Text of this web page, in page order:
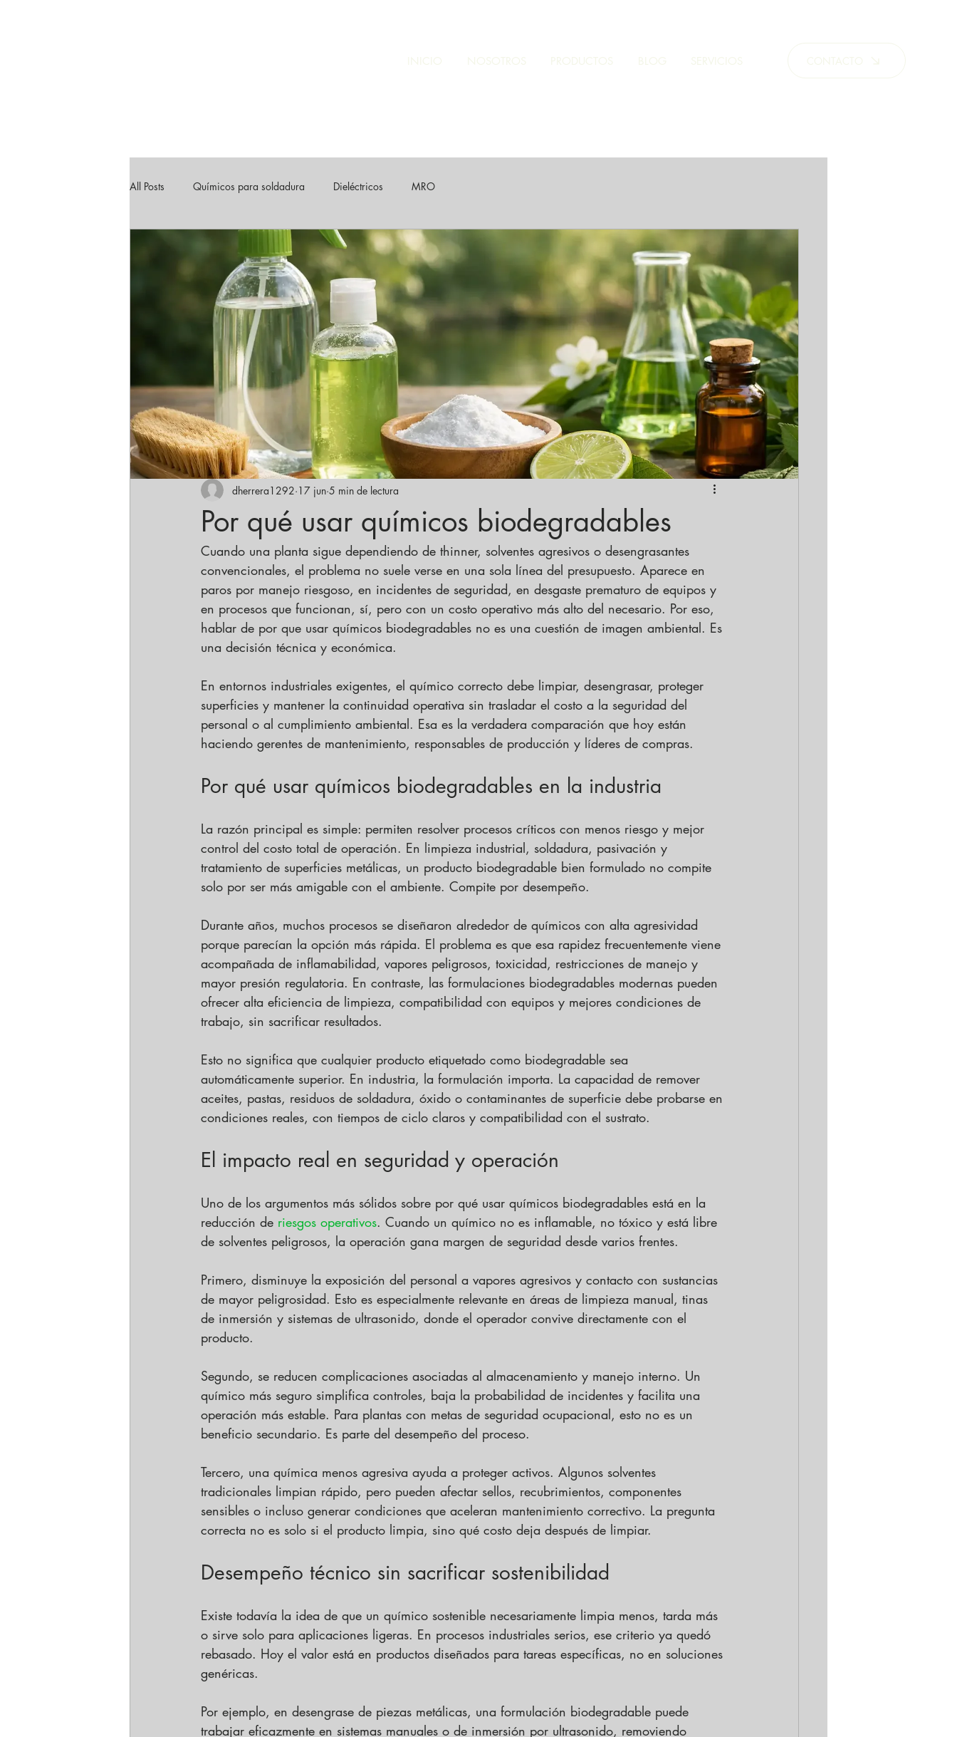
INICIO NOSOTROS PRODUCTOS BLOG SERVICIOS CONTACTO
All Posts Químicos para soldadura Dieléctricos MRO
Por qué usar químicos biodegradables
dherrera1292 17 jun 5 min de lectura
Cuando una planta sigue dependiendo de thinner, solventes agresivos o desengrasantes
convencionales, el problema no suele verse en una sola línea del presupuesto. Aparece en
paros por manejo riesgoso, en incidentes de seguridad, en desgaste prematuro de equipos y
en procesos que funcionan, sí, pero con un costo operativo más alto del necesario. Por eso,
hablar de por que usar químicos biodegradables no es una cuestión de imagen ambiental. Es
una decisión técnica y económica.
En entornos industriales exigentes, el químico correcto debe limpiar, desengrasar, proteger
superficies y mantener la continuidad operativa sin trasladar el costo a la seguridad del
personal o al cumplimiento ambiental. Esa es la verdadera comparación que hoy están
haciendo gerentes de mantenimiento, responsables de producción y líderes de compras.
Por qué usar químicos biodegradables en la industria
La razón principal es simple: permiten resolver procesos críticos con menos riesgo y mejor
control del costo total de operación. En limpieza industrial, soldadura, pasivación y
tratamiento de superficies metálicas, un producto biodegradable bien formulado no compite
solo por ser más amigable con el ambiente. Compite por desempeño.
Durante años, muchos procesos se diseñaron alrededor de químicos con alta agresividad
porque parecían la opción más rápida. El problema es que esa rapidez frecuentemente viene
acompañada de inflamabilidad, vapores peligrosos, toxicidad, restricciones de manejo y
mayor presión regulatoria. En contraste, las formulaciones biodegradables modernas pueden
ofrecer alta eficiencia de limpieza, compatibilidad con equipos y mejores condiciones de
trabajo, sin sacrificar resultados.
Esto no significa que cualquier producto etiquetado como biodegradable sea
automáticamente superior. En industria, la formulación importa. La capacidad de remover
aceites, pastas, residuos de soldadura, óxido o contaminantes de superficie debe probarse en
condiciones reales, con tiempos de ciclo claros y compatibilidad con el sustrato.
El impacto real en seguridad y operación
Uno de los argumentos más sólidos sobre por qué usar químicos biodegradables está en la
reducción de riesgos operativos. Cuando un químico no es inflamable, no tóxico y está libre
de solventes peligrosos, la operación gana margen de seguridad desde varios frentes.
Primero, disminuye la exposición del personal a vapores agresivos y contacto con sustancias
de mayor peligrosidad. Esto es especialmente relevante en áreas de limpieza manual, tinas
de inmersión y sistemas de ultrasonido, donde el operador convive directamente con el
producto.
Segundo, se reducen complicaciones asociadas al almacenamiento y manejo interno. Un
químico más seguro simplifica controles, baja la probabilidad de incidentes y facilita una
operación más estable. Para plantas con metas de seguridad ocupacional, esto no es un
beneficio secundario. Es parte del desempeño del proceso.
Tercero, una química menos agresiva ayuda a proteger activos. Algunos solventes
tradicionales limpian rápido, pero pueden afectar sellos, recubrimientos, componentes
sensibles o incluso generar condiciones que aceleran mantenimiento correctivo. La pregunta
correcta no es solo si el producto limpia, sino qué costo deja después de limpiar.
Desempeño técnico sin sacrificar sostenibilidad
Existe todavía la idea de que un químico sostenible necesariamente limpia menos, tarda más
o sirve solo para aplicaciones ligeras. En procesos industriales serios, ese criterio ya quedó
rebasado. Hoy el valor está en productos diseñados para tareas específicas, no en soluciones
genéricas.
Por ejemplo, en desengrase de piezas metálicas, una formulación biodegradable puede
trabajar eficazmente en sistemas manuales o de inmersión por ultrasonido, removiendo